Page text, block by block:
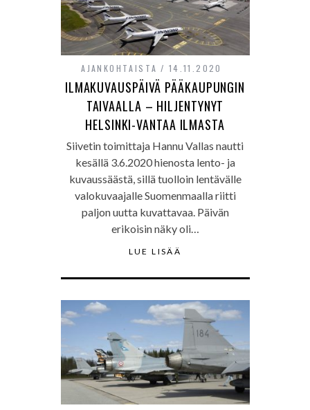
AJANKOHTAISTA 14.11.2020
ILMAKUVAUSPÄIVÄ PÄÄKAUPUNGIN
TAIVAALLA – HILJENTYNYT
HELSINKI-VANTAA ILMASTA
Siivetin toimittaja Hannu Vallas nautti
kesällä 3.6.2020 hienosta lento- ja
kuvaussäästä, sillä tuolloin lentävälle
valokuvaajalle Suomenmaalla riitti
paljon uutta kuvattavaa. Päivän
erikoisin näky oli…
LUE LISÄÄ